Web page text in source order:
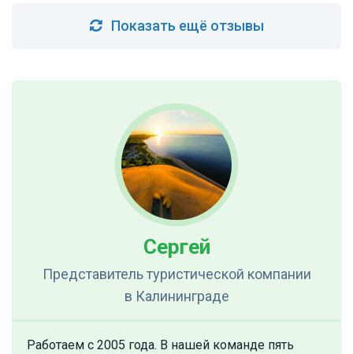
Показать ещё отзывы
Сергей
Представитель туристической компании
в Калининграде
Работаем с 2005 года. В нашей команде пять